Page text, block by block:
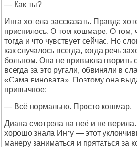
— Как ты?
Инга хотела рассказать. Правда
приснилось. О том кошмаре. О том,
тогда и что чувствует сейчас. Но
как случалось всегда, когда речь
больном. Она не привыкла гворить
всегда за это ругали, обвиняли в
«Сама виновата». Поэтому она
привычное:
— Всё нормально. Просто кошмар.
Диана смотрела на неё и не
хорошо знала Ингу — этот
манеру заниматься и прятаться за